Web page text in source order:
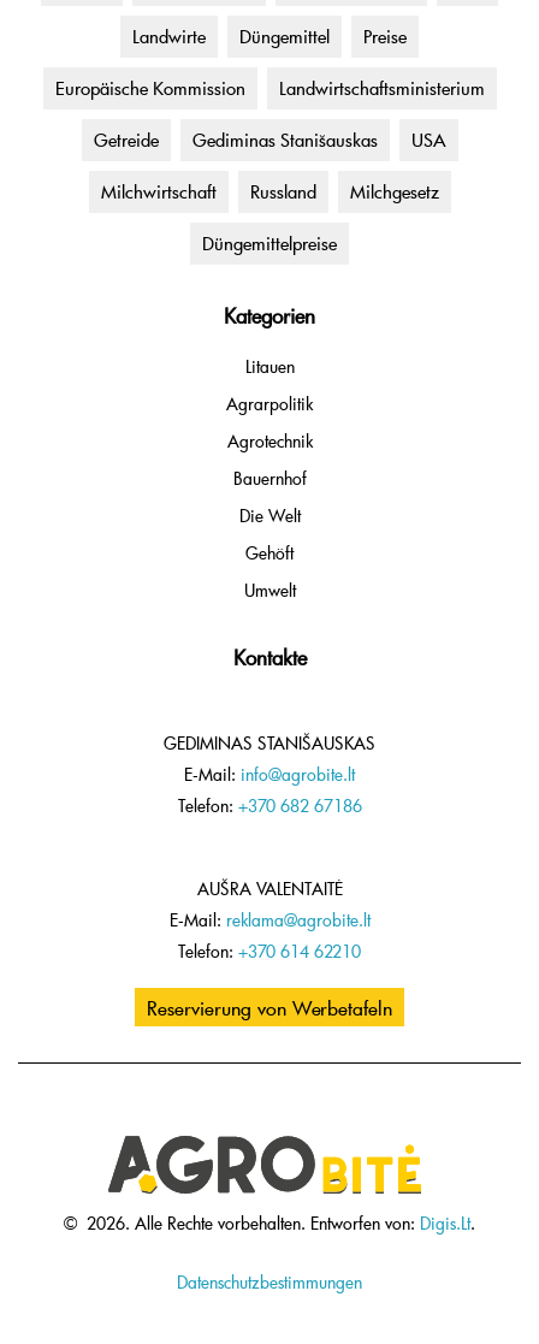
Landwirte Düngemittel Preise
Europäische Kommission Landwirtschaftsministerium
Getreide Gediminas Stanišauskas USA
Milchwirtschaft Russland Milchgesetz
Düngemittelpreise
Kategorien
Litauen
Agrarpolitik
Agrotechnik
Bauernhof
Die Welt
Gehöft
Umwelt
Kontakte
GEDIMINAS STANIŠAUSKAS
E-Mail: info@agrobite.lt
Telefon: +370 682 67186
AUŠRA VALENTAITĖ
E-Mail: reklama@agrobite.lt
Telefon: +370 614 62210
Reservierung von Werbetafeln
© 2026. Alle Rechte vorbehalten. Entworfen von: Digis.Lt.
Datenschutzbestimmungen